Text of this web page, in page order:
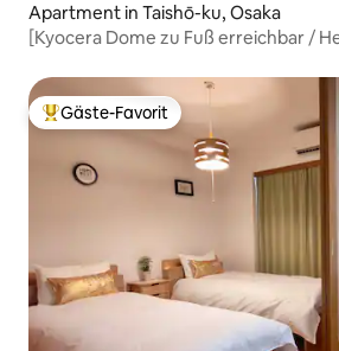
Apartment in Taishō-ku, Osaka
[Kyocera Dome zu Fuß erreichbar /
Bahnhof entfernt / Geräumige
Gebäudes / Familie / Direkt am KIX...
Beliebter Gäste-Favorit.
Gäste-Favorit